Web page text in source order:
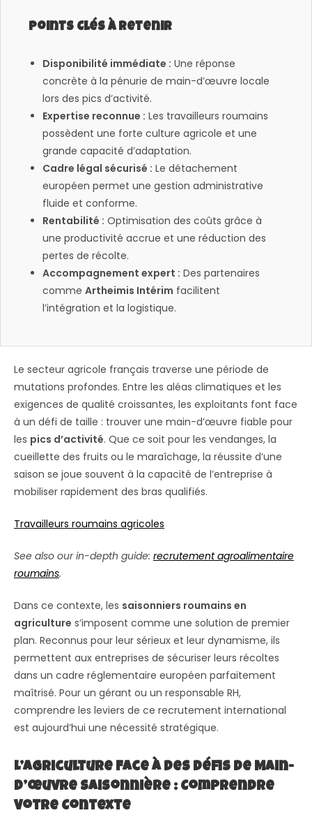
Points Clés à Retenir
Disponibilité immédiate : Une réponse
concrète à la pénurie de main-d’œuvre locale
lors des pics d’activité.
Expertise reconnue : Les travailleurs roumains
possèdent une forte culture agricole et une
grande capacité d’adaptation.
Cadre légal sécurisé : Le détachement
européen permet une gestion administrative
fluide et conforme.
Rentabilité : Optimisation des coûts grâce à
une productivité accrue et une réduction des
pertes de récolte.
Accompagnement expert : Des partenaires
comme Artheimis Intérim facilitent
l’intégration et la logistique.
Le secteur agricole français traverse une période de
mutations profondes. Entre les aléas climatiques et les
exigences de qualité croissantes, les exploitants font face
à un défi de taille : trouver une main-d’œuvre fiable pour
les pics d’activité. Que ce soit pour les vendanges, la
cueillette des fruits ou le maraîchage, la réussite d’une
saison se joue souvent à la capacité de l’entreprise à
mobiliser rapidement des bras qualifiés.
Travailleurs roumains agricoles
See also our in-depth guide: recrutement agroalimentaire
roumains.
Dans ce contexte, les saisonniers roumains en
agriculture s’imposent comme une solution de premier
plan. Reconnus pour leur sérieux et leur dynamisme, ils
permettent aux entreprises de sécuriser leurs récoltes
dans un cadre réglementaire européen parfaitement
maîtrisé. Pour un gérant ou un responsable RH,
comprendre les leviers de ce recrutement international
est aujourd’hui une nécessité stratégique.
L’Agriculture Face à des Défis de Main-
d’œuvre Saisonnière : Comprendre
Votre Contexte